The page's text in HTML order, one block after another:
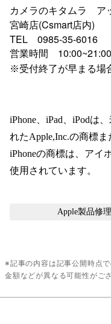
カメラのキタムラ　
宮崎店(Csmart店内)
TEL　0985-35-6016
営業時間 10:00~21:00
※受付終了が早まる場
iPhone、iPad、iPodは
れたApple,Inc.の商標ま
iPhoneの商標は、アイ
使用されています。
Apple製品修
※記事の内容は記事公開時点
金額などが異なる可能性がご